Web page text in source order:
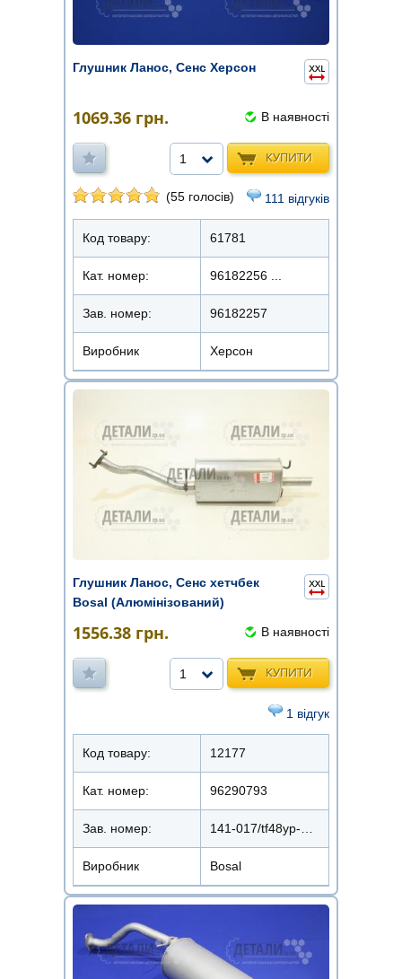
Глушник Ланос, Сенс Херсон
1069.36 грн. В наявності
КУПИТИ
1
(55 голосів) 111 відгуків
Код товару: 61781
Кат. номер: 96182256 ...
Зав. номер: 96182257
Виробник Херсон
Глушник Ланос, Сенс хетчбек
Bosal (Алюмінізований)
1556.38 грн. В наявності
КУПИТИ
1
1 відгук
Код товару: 12177
Кат. номер: 96290793
Зав. номер:
Виробник Bosal